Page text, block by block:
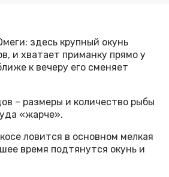
здесь крупный окунь
и хватает приманку прямо у
к вечеру его сменяет
– размеры и количество рыбы
«жарче».
ловится в основном мелкая
время подтянутся окунь и